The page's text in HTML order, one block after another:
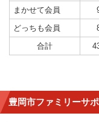
まかせて会員
どっちも会員
合計
豊岡市ファミリーサ